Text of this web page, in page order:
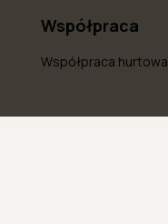
Współpraca
Współpraca hurtowa